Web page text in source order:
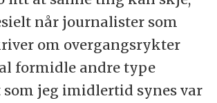
når journalister som
om overgangsrykter
formidle andre type
som jeg imidlertid synes var